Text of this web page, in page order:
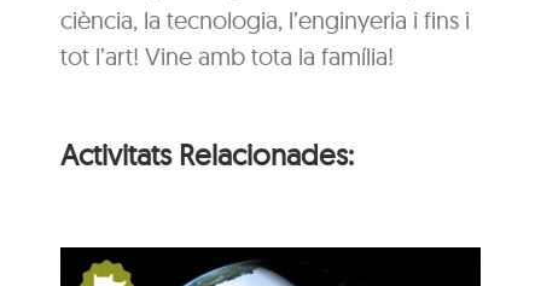
ciència, la tecnologia, l’enginyeria i fins i
tot l’art! Vine amb tota la família!
Activitats Relacionades: